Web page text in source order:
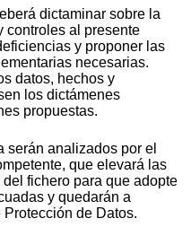
dictaminar sobre la
controles al presente
y proponer las
necesarias.
datos, hechos y
los dictámenes
propuestas.
analizados por el
que elevará las
fichero para que adopte
y quedarán a
de Datos.